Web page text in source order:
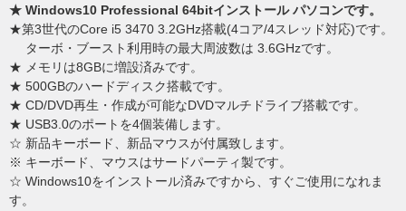
★ Windows10 Professional 64bitインストール パソコンです。
★第3世代のCore i5 3470 3.2GHz搭載(4コア/4スレッド対応)です。
ターボ・ブースト利用時の最大周波数は 3.6GHzです。
★ メモリは8GBに増設済みです。
★ 500GBのハードディスク搭載です。
★ CD/DVD再生・作成が可能なDVDマルチドライブ搭載です。
★ USB3.0のポートを4個装備します。
☆ 新品キーボード、新品マウスが付属致します。
※ キーボード、マウスはサードパーティ製です。
☆ Windows10をインストール済みですから、すぐご使用になれま
す。